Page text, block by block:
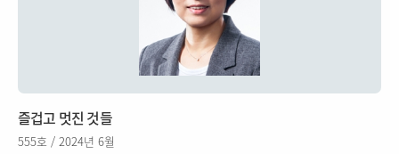
즐겁고 멋진 것들
555호 / 2024년 6월